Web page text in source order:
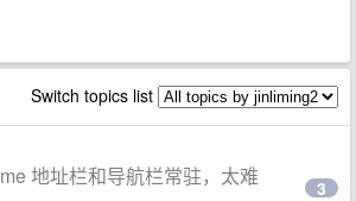
Switch topics list
地址栏和导航栏常驻，太难
3